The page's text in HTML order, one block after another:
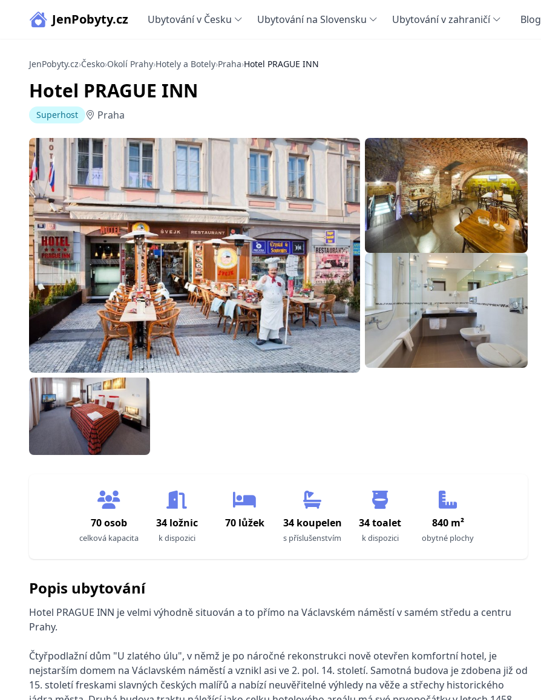
JenPobyty.cz Ubytování v Česku Ubytování na Slovensku Ubytování v zahraničí Blog
JenPobyty.cz›Česko›Okolí Prahy›Hotely a Botely›Praha›Hotel PRAGUE INN
Hotel PRAGUE INN
Superhost Praha
70 osob
celková kapacita
34 ložnic
k dispozici
70 lůžek 34 koupelen
s příslušenstvím
34 toalet
k dispozici
840 m²
obytné plochy
Popis ubytování
Hotel PRAGUE INN je velmi výhodně situován a to přímo na Václavském náměstí v samém středu a centru
Prahy.
Čtyřpodlažní dům "U zlatého úlu", v němž je po náročné rekonstrukci nově otevřen komfortní hotel, je
nejstarším domem na Václavském náměstí a vznikl asi ve 2. pol. 14. století. Samotná budova je zdobena již od
15. století freskami slavných českých malířů a nabízí neuvěřitelné výhledy na věže a střechy historického